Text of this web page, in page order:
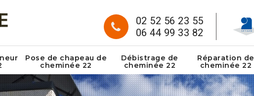
02 52 56 23 55
06 44 99 33 82
Pose de chapeau de
cheminée 22
Débistrage de
cheminée 22
Réparation de
cheminée 22